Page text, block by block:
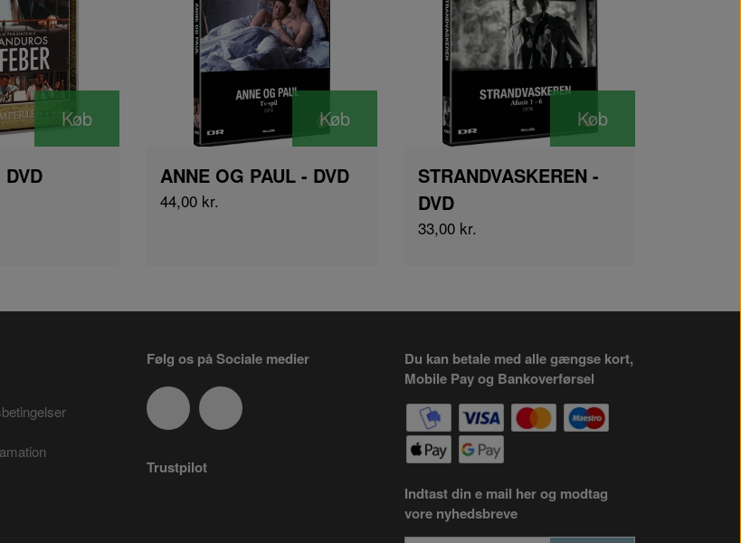
Køb Køb
ANNE OG PAUL - DVD
44,00 kr.
Køb
STRANDVASKEREN -
DVD
33,00 kr.
Følg os på Sociale medier
Trustpilot
Du kan betale med alle gængse kort,
Mobile Pay og Bankoverførsel
Indtast din e mail her og modtag
vore nyhedsbreve